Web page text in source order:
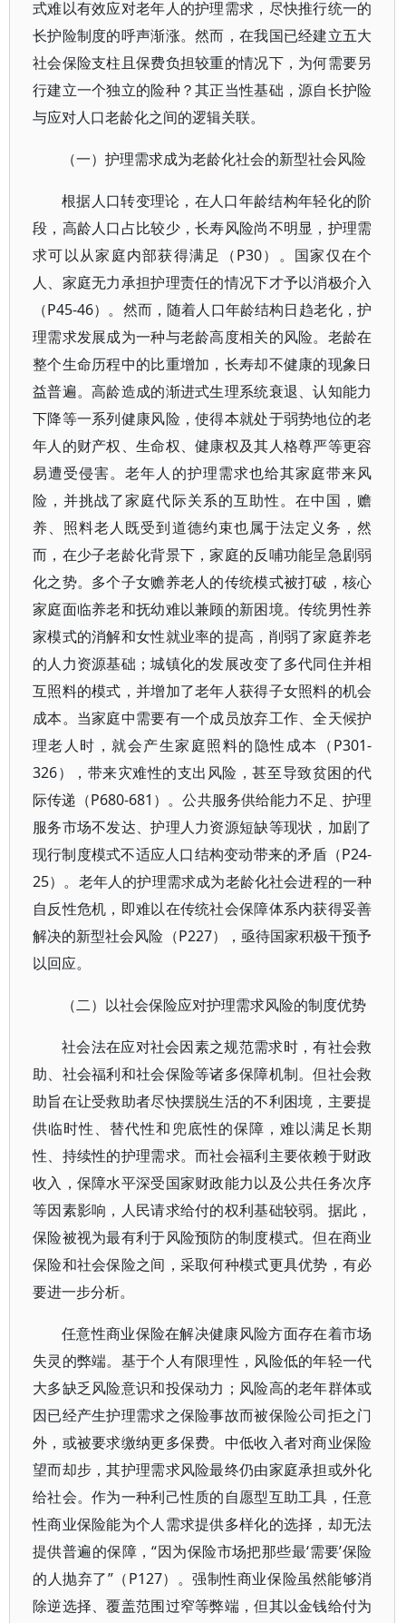
式难以有效应对老年人的护理需求，尽快推行统一的
长护险制度的呼声渐涨。然而，在我国已经建立五大
社会保险支柱且保费负担较重的情况下，为何需要另
行建立一个独立的险种？其正当性基础，源自长护险
与应对人口老龄化之间的逻辑关联。
（一）护理需求成为老龄化社会的新型社会风险
根据人口转变理论，在人口年龄结构年轻化的阶
段，高龄人口占比较少，长寿风险尚不明显，护理需
求可以从家庭内部获得满足（P30）。国家仅在个
人、家庭无力承担护理责任的情况下才予以消极介入
（P45-46）。然而，随着人口年龄结构日趋老化，护
理需求发展成为一种与老龄高度相关的风险。老龄在
整个生命历程中的比重增加，长寿却不健康的现象日
益普遍。高龄造成的渐进式生理系统衰退、认知能力
下降等一系列健康风险，使得本就处于弱势地位的老
年人的财产权、生命权、健康权及其人格尊严等更容
易遭受侵害。老年人的护理需求也给其家庭带来风
险，并挑战了家庭代际关系的互助性。在中国，赡
养、照料老人既受到道德约束也属于法定义务，然
而，在少子老龄化背景下，家庭的反哺功能呈急剧弱
化之势。多个子女赡养老人的传统模式被打破，核心
家庭面临养老和抚幼难以兼顾的新困境。传统男性养
家模式的消解和女性就业率的提高，削弱了家庭养老
的人力资源基础；城镇化的发展改变了多代同住并相
互照料的模式，并增加了老年人获得子女照料的机会
成本。当家庭中需要有一个成员放弃工作、全天候护
理老人时，就会产生家庭照料的隐性成本（P301-
326），带来灾难性的支出风险，甚至导致贫困的代
际传递（P680-681）。公共服务供给能力不足、护理
服务市场不发达、护理人力资源短缺等现状，加剧了
现行制度模式不适应人口结构变动带来的矛盾（P24-
25）。老年人的护理需求成为老龄化社会进程的一种
自反性危机，即难以在传统社会保障体系内获得妥善
解决的新型社会风险（P227），亟待国家积极干预予
以回应。
（二）以社会保险应对护理需求风险的制度优势
社会法在应对社会因素之规范需求时，有社会救
助、社会福利和社会保险等诸多保障机制。但社会救
助旨在让受救助者尽快摆脱生活的不利困境，主要提
供临时性、替代性和兜底性的保障，难以满足长期
性、持续性的护理需求。而社会福利主要依赖于财政
收入，保障水平深受国家财政能力以及公共任务次序
等因素影响，人民请求给付的权利基础较弱。据此，
保险被视为最有利于风险预防的制度模式。但在商业
保险和社会保险之间，采取何种模式更具优势，有必
要进一步分析。
任意性商业保险在解决健康风险方面存在着市场
失灵的弊端。基于个人有限理性，风险低的年轻一代
大多缺乏风险意识和投保动力；风险高的老年群体或
因已经产生护理需求之保险事故而被保险公司拒之门
外，或被要求缴纳更多保费。中低收入者对商业保险
望而却步，其护理需求风险最终仍由家庭承担或外化
给社会。作为一种利己性质的自愿型互助工具，任意
性商业保险能为个人需求提供多样化的选择，却无法
提供普遍的保障，“因为保险市场把那些最‘需要’保险
的人抛弃了”（P127）。强制性商业保险虽然能够消
除逆选择、覆盖范围过窄等弊端，但其以金钱给付为